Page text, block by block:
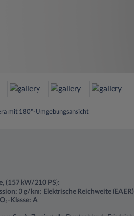
mit 180°-Umgebungsansicht
(157 kW/210 PS):
0 g/km; Elektrische Reichweite
₂- Klasse: A